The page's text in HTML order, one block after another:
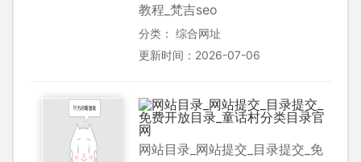
教程_梵吉seo
分类： 综合网址
更新时间：2026-07-06
网站目录_网站提交_目录提交_免